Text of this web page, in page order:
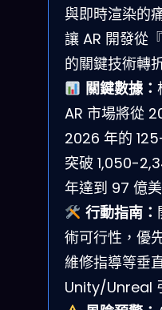
與即時渲染的
讓 AR 開發從
的關鍵技術轉
關鍵數據：
AR 市場將從
2026 年的
突破 1,050-
年達到 97 億
行動指南：
術可行性，優
維修指導等垂
Unity/Unreal